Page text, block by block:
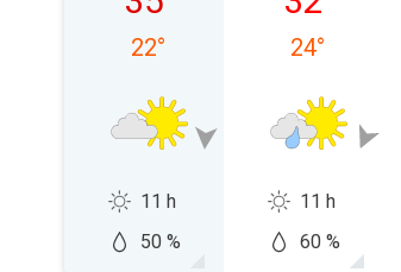
22°
11 h
50 %
24°
11 h
60 %